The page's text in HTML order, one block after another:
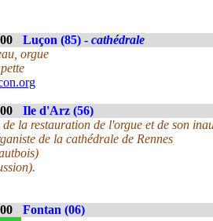
Luçon (85) - cathédrale
orgue
Ile d'Arz (56)
la restauration de l'orgue et de son
de la cathédrale de Rennes
Fontan (06)